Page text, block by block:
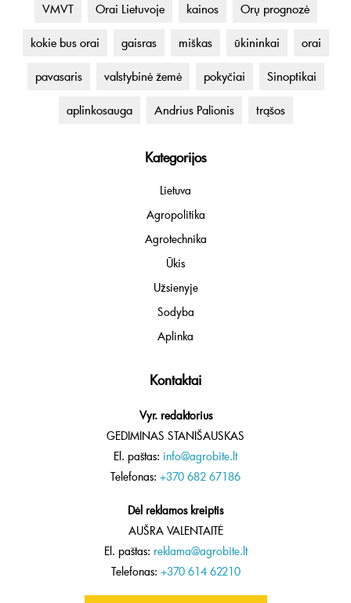
VMVT Orai Lietuvoje kainos Orų prognozė
kokie bus orai gaisras miškas ūkininkai orai
pavasaris valstybinė žemė pokyčiai Sinoptikai
aplinkosauga Andrius Palionis trąšos
Kategorijos
Lietuva
Agropolitika
Agrotechnika
Ūkis
Užsienyje
Sodyba
Aplinka
Kontaktai
Vyr. redaktorius
GEDIMINAS STANIŠAUSKAS
El. paštas: info@agrobite.lt
Telefonas: +370 682 67186
Dėl reklamos kreiptis
AUŠRA VALENTAITĖ
El. paštas: reklama@agrobite.lt
Telefonas: +370 614 62210